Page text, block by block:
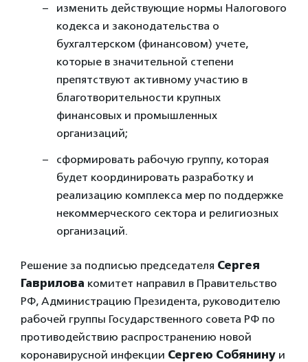
изменить действующие нормы Налогового
кодекса и законодательства о
бухгалтерском (финансовом) учете,
которые в значительной степени
препятствуют активному участию в
благотворительности крупных
финансовых и промышленных
организаций;
сформировать рабочую группу, которая
будет координировать разработку и
реализацию комплекса мер по поддержке
некоммерческого сектора и религиозных
организаций.
Решение за подписью председателя Сергея
Гаврилова комитет направил в Правительство
РФ, Администрацию Президента, руководителю
рабочей группы Государственного совета РФ по
противодействию распространению новой
коронавирусной инфекции Сергею Собянину и